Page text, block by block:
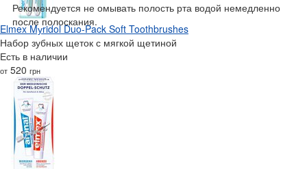
Рекомендуется не омывать полость рта водой немедленно
после полоскания.
Elmex Mуridol Duo-Pack Soft Toothbrushes
Набор зубных щеток с мягкой щетиной
Есть в наличии
от 520 грн